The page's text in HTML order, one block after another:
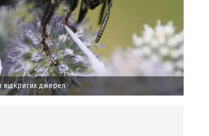
відкритих джерел